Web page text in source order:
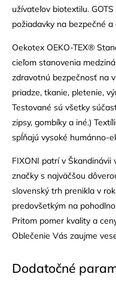
užívateľov biotextilu.
požiadavky na bezpečné
Oekotex OEKO-TEX®
cieľom stanovenia
zdravotnú bezpečnosť na
priadze, tkanie, pletenie,
Testované sú všetky
zipsy, gombíky a iné.)
spĺňajú vysoké humánno-
FIXONI patrí v
značky s najväčšou
slovenský trh prenikla v
predovšetkým na
Pritom pomer kvality a
Oblečenie Vás zaujme
Dodatočné